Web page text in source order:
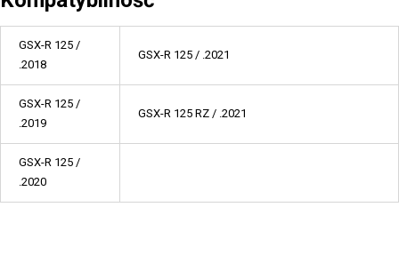
GSX-R 125 /
.2018
GSX-R 125 / .2021
GSX-R 125 /
.2019
GSX-R 125 RZ / .2021
GSX-R 125 /
.2020